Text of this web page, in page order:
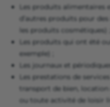
Les produits alimentaires
d’autres produits pour
les produits cosmétiques) ;
Les produits qui ont été
exemple) ;
Les journaux et
Les prestations de
transport de bien,
ou toute activité de loisir